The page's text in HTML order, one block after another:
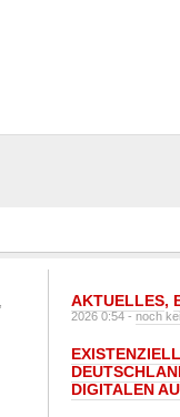
AKTUELLES,
2026 0:54 -noch
DIGITALEN